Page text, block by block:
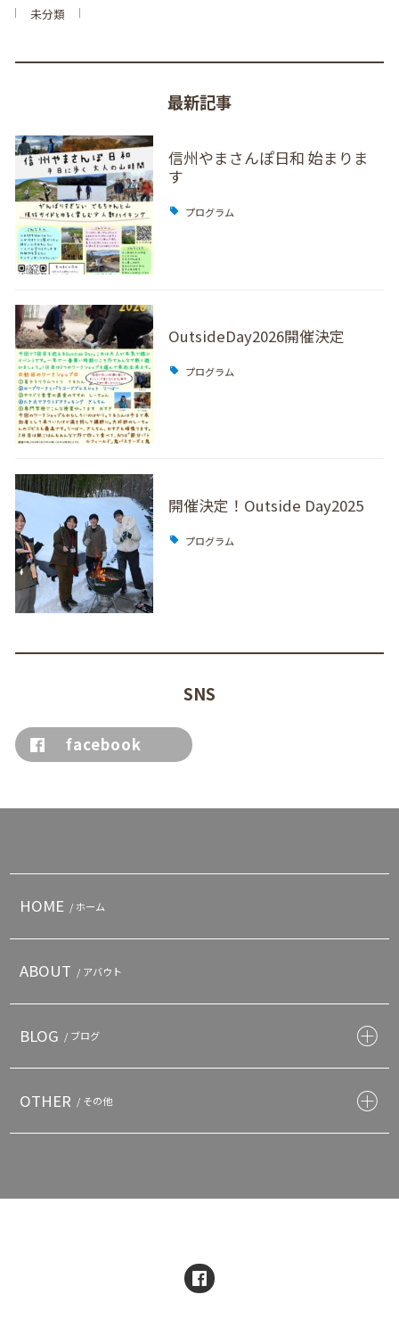
未分類
最新記事
信州やまさんぽ日和 始まりま
す
プログラム
OutsideDay2026開催決定
プログラム
開催決定！Outside Day2025
プログラム
SNS
facebook
HOME / ホーム
ABOUT / アバウト
BLOG / ブログ
OTHER / その他